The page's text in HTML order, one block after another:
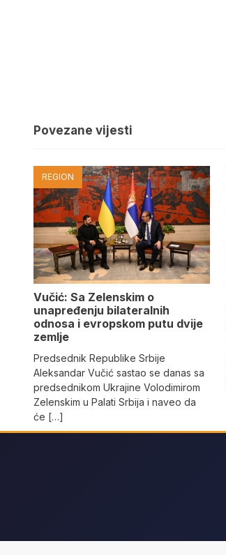
Povezane vijesti
REGION
Vučić: Sa Zelenskim o
unapređenju bilateralnih
odnosa i evropskom putu dvije
zemlje
Predsednik Republike Srbije
Aleksandar Vučić sastao se danas sa
predsednikom Ukrajine Volodimirom
Zelenskim u Palati Srbija i naveo da
će […]